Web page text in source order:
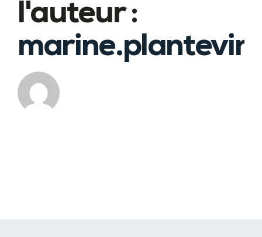
l'auteur :